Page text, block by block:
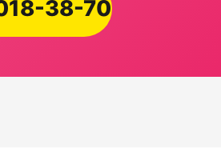
38-70